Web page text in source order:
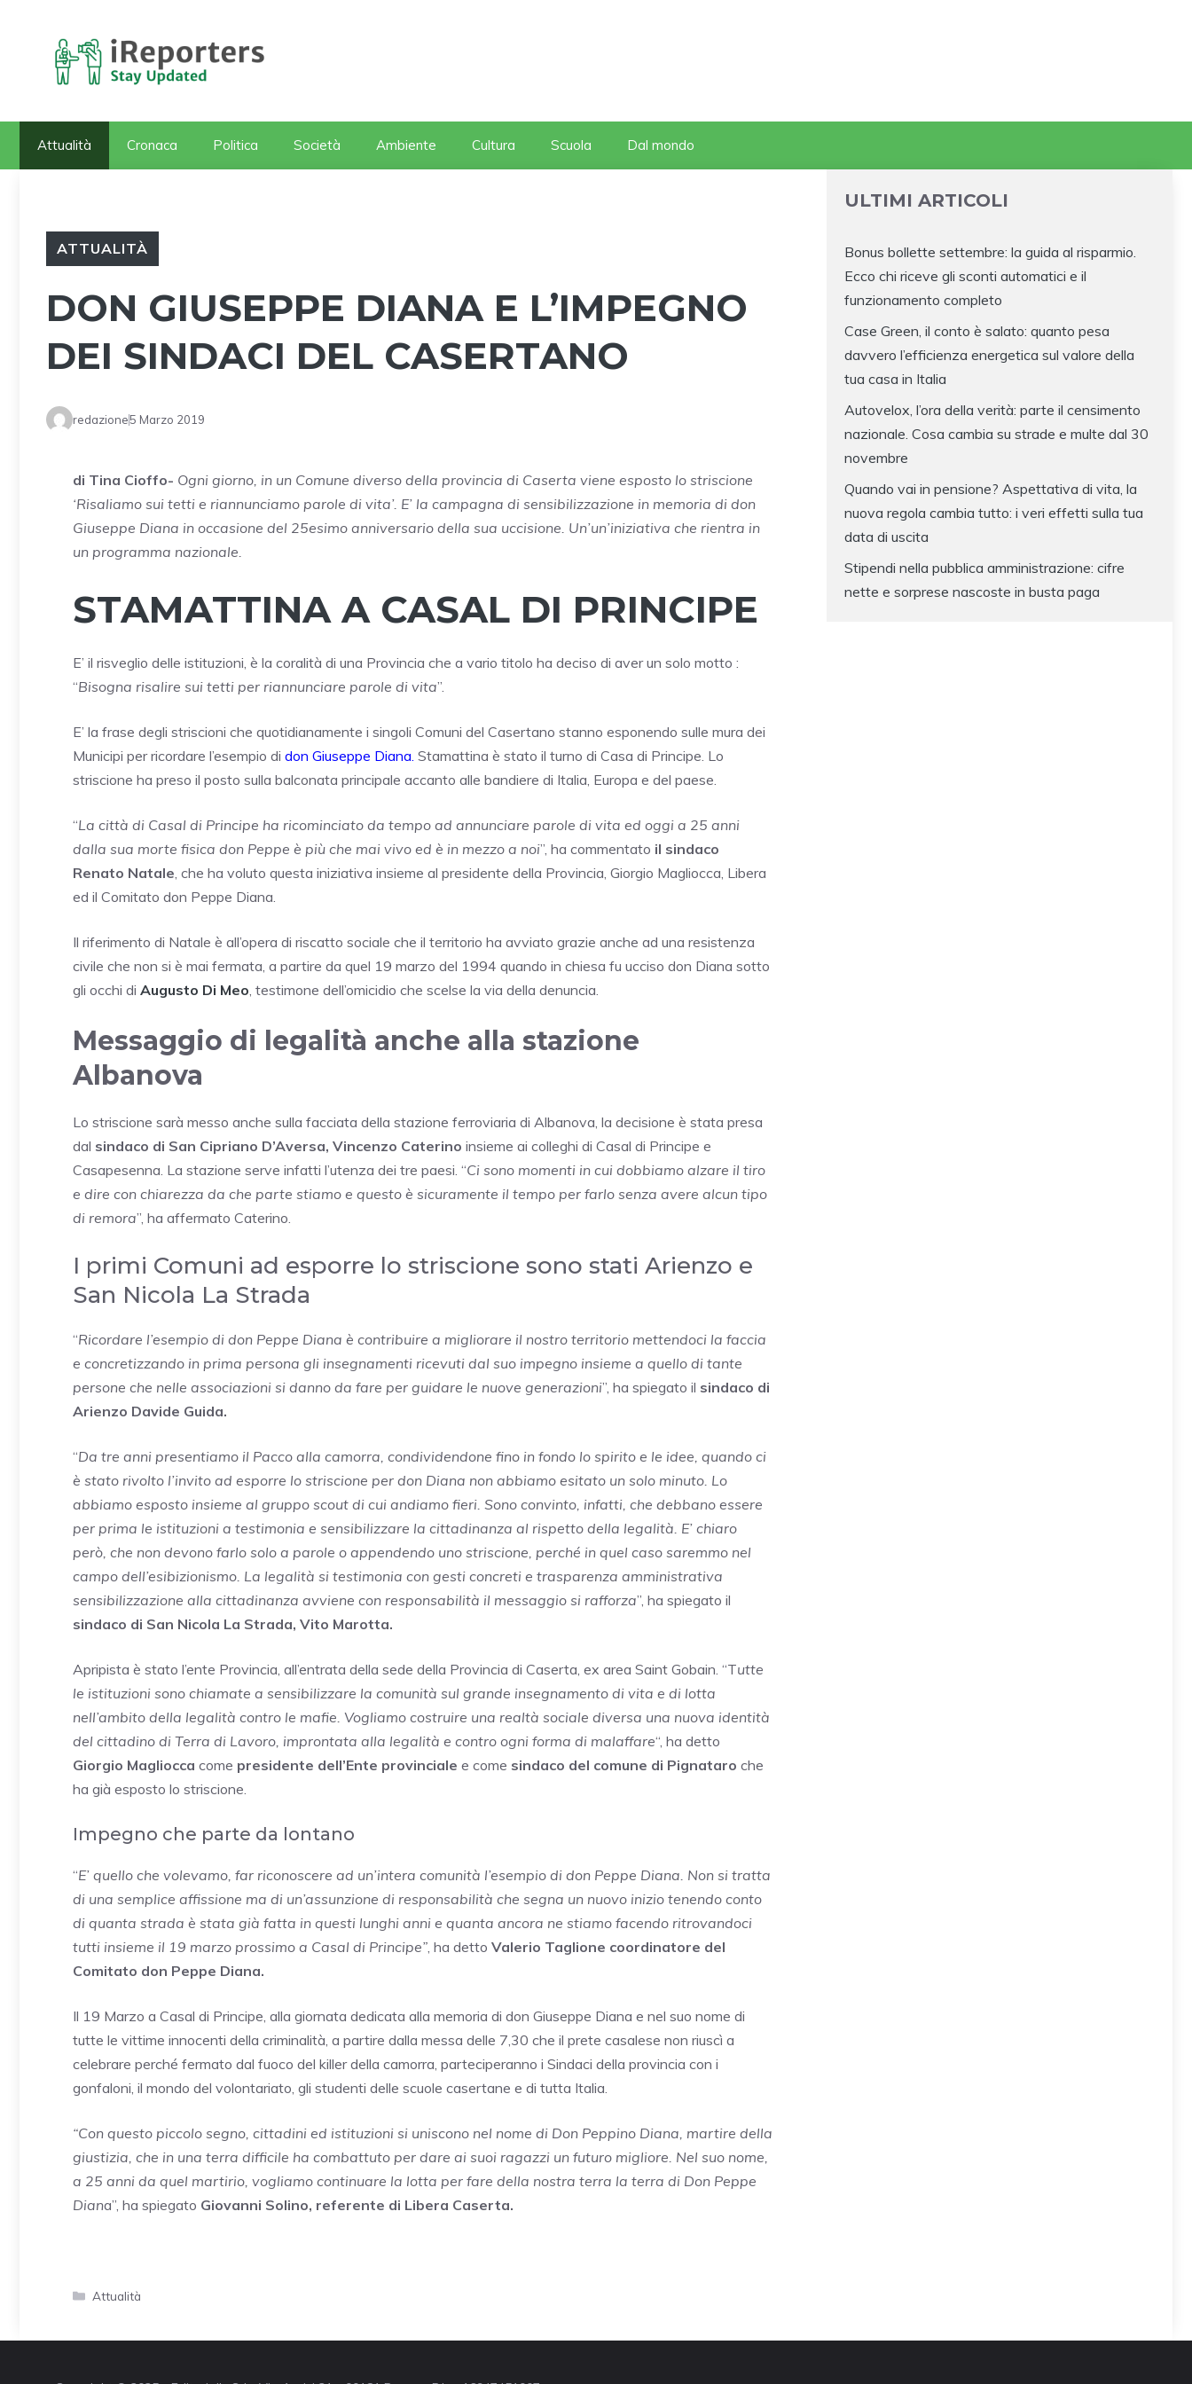
contenuto
Attualità Cronaca Politica Società Ambiente Cultura Scuola Dal mondo
ATTUALITÀ
DON GIUSEPPE DIANA E L’IMPEGNO
DEI SINDACI DEL CASERTANO
redazione5 Marzo 2019
di Tina Cioffo- Ogni giorno, in un Comune diverso della provincia di Caserta viene esposto lo striscione
‘Risaliamo sui tetti e riannunciamo parole di vita’. E’ la campagna di sensibilizzazione in memoria di don
Giuseppe Diana in occasione del 25esimo anniversario della sua uccisione. Un’un’iniziativa che rientra in
un programma nazionale.
STAMATTINA A CASAL DI PRINCIPE
E’ il risveglio delle istituzioni, è la coralità di una Provincia che a vario titolo ha deciso di aver un solo motto :
“Bisogna risalire sui tetti per riannunciare parole di vita”.
E’ la frase degli striscioni che quotidianamente i singoli Comuni del Casertano stanno esponendo sulle mura dei
Municipi per ricordare l’esempio di don Giuseppe Diana. Stamattina è stato il turno di Casa di Principe. Lo
striscione ha preso il posto sulla balconata principale accanto alle bandiere di Italia, Europa e del paese.
“La città di Casal di Principe ha ricominciato da tempo ad annunciare parole di vita ed oggi a 25 anni
dalla sua morte fisica don Peppe è più che mai vivo ed è in mezzo a noi”, ha commentato il sindaco
Renato Natale, che ha voluto questa iniziativa insieme al presidente della Provincia, Giorgio Magliocca, Libera
ed il Comitato don Peppe Diana.
Il riferimento di Natale è all’opera di riscatto sociale che il territorio ha avviato grazie anche ad una resistenza
civile che non si è mai fermata, a partire da quel 19 marzo del 1994 quando in chiesa fu ucciso don Diana sotto
gli occhi di Augusto Di Meo, testimone dell’omicidio che scelse la via della denuncia.
Messaggio di legalità anche alla stazione
Albanova
Lo striscione sarà messo anche sulla facciata della stazione ferroviaria di Albanova, la decisione è stata presa
dal sindaco di San Cipriano D’Aversa, Vincenzo Caterino insieme ai colleghi di Casal di Principe e
Casapesenna. La stazione serve infatti l’utenza dei tre paesi. “Ci sono momenti in cui dobbiamo alzare il tiro
e dire con chiarezza da che parte stiamo e questo è sicuramente il tempo per farlo senza avere alcun tipo
di remora”, ha affermato Caterino.
I primi Comuni ad esporre lo striscione sono stati Arienzo e
San Nicola La Strada
“Ricordare l’esempio di don Peppe Diana è contribuire a migliorare il nostro territorio mettendoci la faccia
e concretizzando in prima persona gli insegnamenti ricevuti dal suo impegno insieme a quello di tante
persone che nelle associazioni si danno da fare per guidare le nuove generazioni”, ha spiegato il sindaco di
Arienzo Davide Guida.
“Da tre anni presentiamo il Pacco alla camorra, condividendone fino in fondo lo spirito e le idee, quando ci
è stato rivolto l’invito ad esporre lo striscione per don Diana non abbiamo esitato un solo minuto. Lo
abbiamo esposto insieme al gruppo scout di cui andiamo fieri. Sono convinto, infatti, che debbano essere
per prima le istituzioni a testimonia e sensibilizzare la cittadinanza al rispetto della legalità. E’ chiaro
però, che non devono farlo solo a parole o appendendo uno striscione, perché in quel caso saremmo nel
campo dell’esibizionismo. La legalità si testimonia con gesti concreti e trasparenza amministrativa
sensibilizzazione alla cittadinanza avviene con responsabilità il messaggio si rafforza”, ha spiegato il
sindaco di San Nicola La Strada, Vito Marotta.
Apripista è stato l’ente Provincia, all’entrata della sede della Provincia di Caserta, ex area Saint Gobain. “Tutte
le istituzioni sono chiamate a sensibilizzare la comunità sul grande insegnamento di vita e di lotta
nell’ambito della legalità contro le mafie. Vogliamo costruire una realtà sociale diversa una nuova identità
del cittadino di Terra di Lavoro, improntata alla legalità e contro ogni forma di malaffare“, ha detto
Giorgio Magliocca come presidente dell’Ente provinciale e come sindaco del comune di Pignataro che
ha già esposto lo striscione.
Impegno che parte da lontano
“E’ quello che volevamo, far riconoscere ad un’intera comunità l’esempio di don Peppe Diana. Non si tratta
di una semplice affissione ma di un’assunzione di responsabilità che segna un nuovo inizio tenendo conto
di quanta strada è stata già fatta in questi lunghi anni e quanta ancora ne stiamo facendo ritrovandoci
tutti insieme il 19 marzo prossimo a Casal di Principe”, ha detto Valerio Taglione coordinatore del
Comitato don Peppe Diana.
Il 19 Marzo a Casal di Principe, alla giornata dedicata alla memoria di don Giuseppe Diana e nel suo nome di
tutte le vittime innocenti della criminalità, a partire dalla messa delle 7,30 che il prete casalese non riuscì a
celebrare perché fermato dal fuoco del killer della camorra, parteciperanno i Sindaci della provincia con i
gonfaloni, il mondo del volontariato, gli studenti delle scuole casertane e di tutta Italia.
“Con questo piccolo segno, cittadini ed istituzioni si uniscono nel nome di Don Peppino Diana, martire della
giustizia, che in una terra difficile ha combattuto per dare ai suoi ragazzi un futuro migliore. Nel suo nome,
a 25 anni da quel martirio, vogliamo continuare la lotta per fare della nostra terra la terra di Don Peppe
Diana”, ha spiegato Giovanni Solino, referente di Libera Caserta.
Categorie
Attualità
ULTIMI ARTICOLI
Bonus bollette settembre: la guida al risparmio.
Ecco chi riceve gli sconti automatici e il
funzionamento completo
Case Green, il conto è salato: quanto pesa
davvero l’efficienza energetica sul valore della
tua casa in Italia
Autovelox, l’ora della verità: parte il censimento
nazionale. Cosa cambia su strade e multe dal 30
novembre
Quando vai in pensione? Aspettativa di vita, la
nuova regola cambia tutto: i veri effetti sulla tua
data di uscita
Stipendi nella pubblica amministrazione: cifre
nette e sorprese nascoste in busta paga